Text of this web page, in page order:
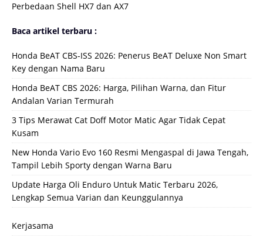
Perbedaan Shell HX7 dan AX7
Baca artikel terbaru :
Honda BeAT CBS-ISS 2026: Penerus BeAT Deluxe Non Smart
Key dengan Nama Baru
Honda BeAT CBS 2026: Harga, Pilihan Warna, dan Fitur
Andalan Varian Termurah
3 Tips Merawat Cat Doff Motor Matic Agar Tidak Cepat
Kusam
New Honda Vario Evo 160 Resmi Mengaspal di Jawa Tengah,
Tampil Lebih Sporty dengan Warna Baru
Update Harga Oli Enduro Untuk Matic Terbaru 2026,
Lengkap Semua Varian dan Keunggulannya
Kerjasama